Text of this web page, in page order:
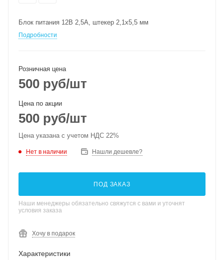
Блок питания 12В 2,5А, штекер 2,1х5,5 мм
Подробности
Розничная цена
500 руб/шт
Цена по акции
500 руб/шт
Цена указана с учетом НДС 22%
Нет в наличии Нашли дешевле?
ПОД ЗАКАЗ
Наши менеджеры обязательно свяжутся с вами и уточнят
условия заказа
Хочу в подарок
Характеристики